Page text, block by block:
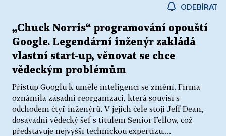
ODEBÍRAT
„Chuck Norris“ programování opouští
Google. Legendární inženýr zakládá
vlastní start-up, věnovat se chce
vědeckým problémům
Přístup Googlu k umělé inteligenci se změní. Firma
oznámila zásadní reorganizaci, která souvisí s
odchodem čtyř inženýrů. V jejich čele stojí Jeff Dean,
dosavadní vědecký šéf s titulem Senior Fellow, což
představuje nejvyšší technickou expertizu....